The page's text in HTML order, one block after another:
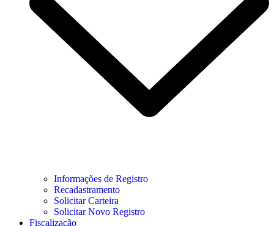
Informações de Registro
Recadastramento
Solicitar Carteira
Solicitar Novo Registro
Fiscalização